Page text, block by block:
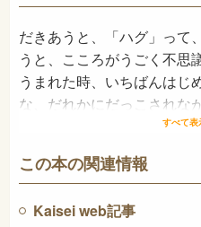
だきあうと、「ハグ」って
うと、こころがうごく不思議
うまれた時、いちばんはじ
な、だれかにだっこされな
ながらも、どこかで、おそ
あいたくて、あたたかい場
すべて表
この本の関連情報
Kaisei web記事